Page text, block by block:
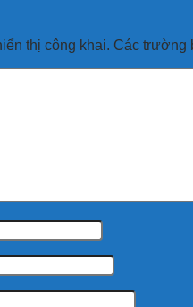
thị công khai. Các trường